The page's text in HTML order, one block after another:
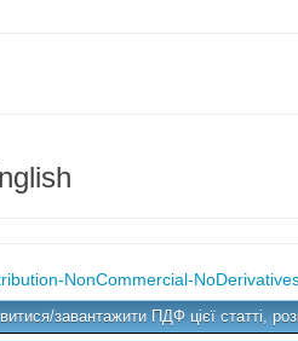
NonCommercial-
завантажити ПДФ цієї статті,